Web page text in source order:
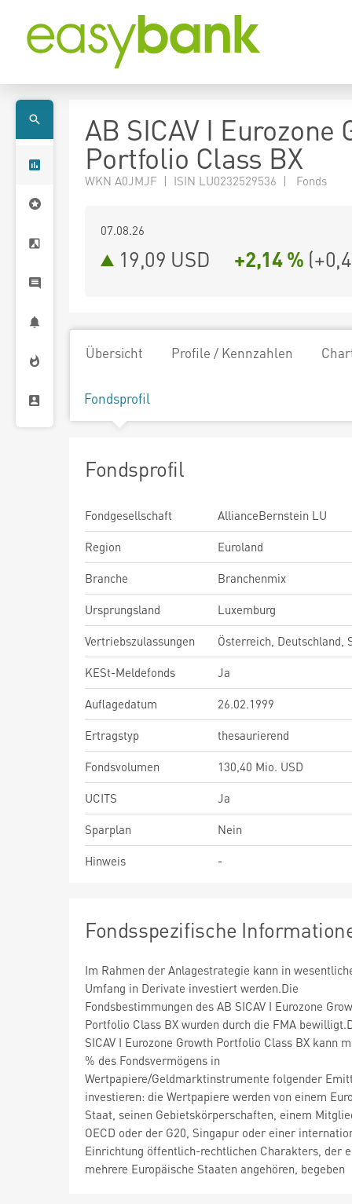
AB SICAV I Eurozone
Portfolio Class BX
WKN A0JMJF | ISIN LU0232529536 | Fonds
07.08.26
19,09 USD +2,14 % (
Übersicht Profile / Kennzahlen
Fondsprofil
Fondsprofil
Fondgesellschaft
AllianceBernstein LU
Region
Euroland
Branche
Branchenmix
Ursprungsland
Luxemburg
Vertriebszulassungen
Österreich, Deutschland,
KESt-Meldefonds
Ja
Auflagedatum
26.02.1999
Ertragstyp
thesaurierend
Fondsvolumen
130,40 Mio. USD
UCITS
Ja
Sparplan
Nein
Hinweis
-
Fondsspezifische
Im Rahmen der Anlagestrategie kann in
Umfang in Derivate investiert werden.Die
Fondsbestimmungen des AB SICAV I Eurozone
Portfolio Class BX wurden durch die FMA
SICAV I Eurozone Growth Portfolio Class BX kann
% des Fondsvermögens in
Wertpapiere/Geldmarktinstrumente folgender
investieren: die Wertpapiere werden von einem
Staat, seinen Gebietskörperschaften, einem
OECD oder der G20, Singapur oder einer
Einrichtung öffentlich-rechtlichen Charakters, der
mehrere Europäische Staaten angehören, begeben